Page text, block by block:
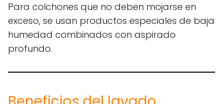
Para colchones que no deben mojarse en
exceso, se usan productos especiales de baja
humedad combinados con aspirado
profundo.